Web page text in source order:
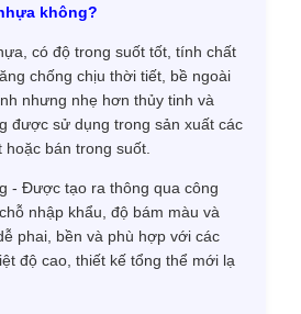
không?
có độ trong suốt tốt, tính chất
chống chịu thời tiết, bề ngoài
nhưng nhẹ hơn thủy tinh và
được sử dụng trong sản xuất các
bán trong suốt.
- Được tạo ra thông qua công
nhập khẩu, độ bám màu và
phai, bền và phù hợp với các
độ cao, thiết kế tổng thể mới lạ